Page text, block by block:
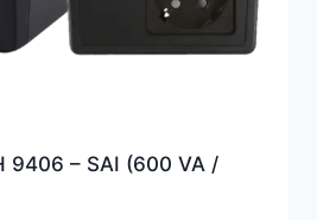
9406 – SAI (600 VA /